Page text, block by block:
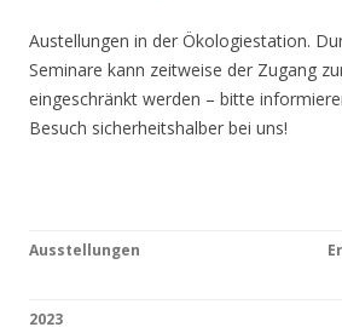
Austellungen in der Ökologiestation.
Seminare kann zeitweise der Zugang
eingeschränkt werden – bitte
Besuch sicherheitshalber bei uns!
Ausstellungen
2023